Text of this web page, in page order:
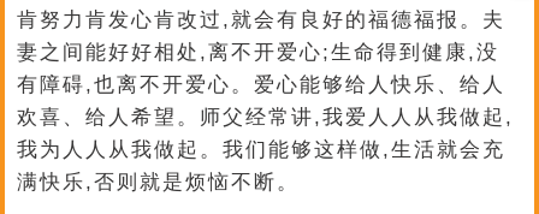
肯努力肯发心肯改过,就会有良好的福德福报。夫
妻之间能好好相处,离不开爱心;生命得到健康,没
有障碍,也离不开爱心。爱心能够给人快乐、给人
欢喜、给人希望。师父经常讲,我爱人人从我做起,
我为人人从我做起。我们能够这样做,生活就会充
满快乐,否则就是烦恼不断。